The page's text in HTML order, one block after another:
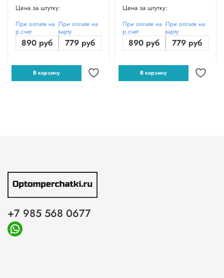
Цена за штутку:
При оплате на
р.счет
890 руб
При оплате на
карту
779 руб
В корзину
Цена за штутку:
При оплате на
р.счет
890 руб
При оплате на
карту
779 руб
В корзину
+7 985 568 0677